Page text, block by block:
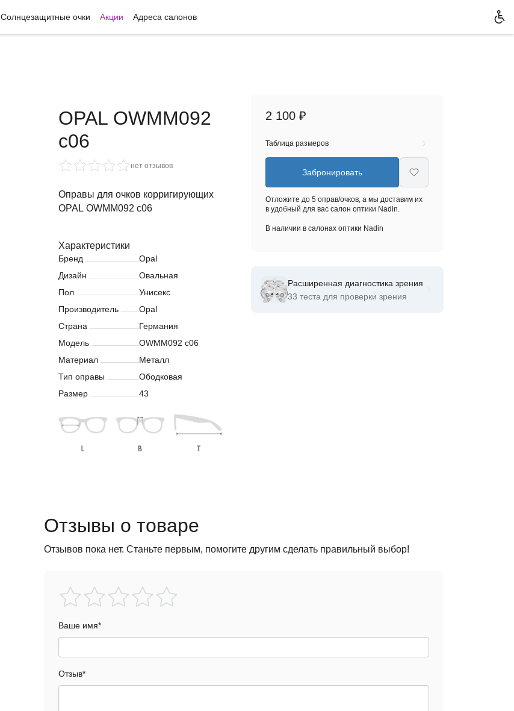
Солнцезащитные очки Акции Адреса салонов
OPAL OWMM092
c06
нет отзывов
Оправы для очков корригирующих
OPAL OWMM092 c06
Характеристики
Бренд
Opal
Дизайн
Овальная
Пол
Унисекс
Производитель
Opal
Страна
Германия
Модель
OWMM092 c06
Материал
Металл
Тип оправы
Ободковая
Размер
43
2 100 ₽
Таблица размеров
Забронировать
Отложите до 5 оправ/очков, а мы доставим их
в удобный для вас салон оптики Nadin.
В наличии в салонах оптики Nadin
Расширенная диагностика зрения
33 теста для проверки зрения
Отзывы о товаре
Отзывов пока нет. Станьте первым, помогите другим сделать правильный выбор!
Ваше имя*
Отзыв*